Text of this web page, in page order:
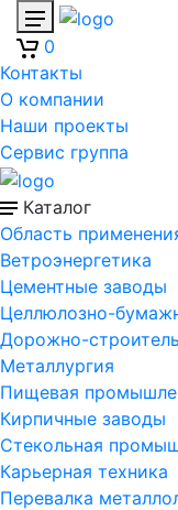
0
Контакты
О компании
Наши проекты
Сервис группа
Каталог
Область
Ветроэнергетика
Цементные заводы
Целлюлозно-
Дорожно-
Металлургия
Пищевая
Кирпичные заводы
Стекольная
Карьерная техника
Перевалка